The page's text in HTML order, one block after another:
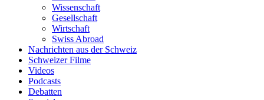
Wissenschaft
Gesellschaft
Wirtschaft
Swiss Abroad
Nachrichten aus der Schweiz
Schweizer Filme
Videos
Podcasts
Debatten